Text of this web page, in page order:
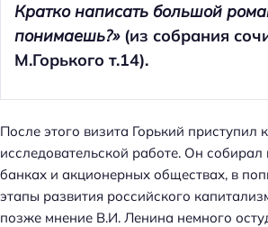
Кратко написать большой
понимаешь?»(из собрания
М.Горького т.14).
После этого визита Горький приступил
исследовательской работе. Он
банках и акционерных обществах, в
этапы развития российского
позже мнение В.И. Ленина немного